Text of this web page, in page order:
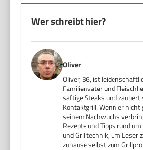
Wer schreibt hier?
Oliver
Oliver, 36, ist
Familienvater und
saftige Steaks und zaubert
Kontaktgrill. Wenn er nicht
seinem Nachwuchs
Rezepte und Tipps rund
und Grilltechnik, um Leser
zuhause selbst zum